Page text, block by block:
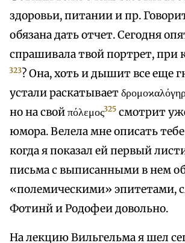
здоровьи, питании и пр.
обязана дать отчет. Сегодня
спрашивала твой портрет, при
323? Она, хоть и дышит все еще
устали раскатывает
но на свой πόλεμος325 смотрит
юмора. Велела мне описать
когда я показал ей первый
письма с выписанными в нем
«полемическими» эпитетами,
Фотинй и Родофеи довольно.
На лекцию Вильгельма я шел